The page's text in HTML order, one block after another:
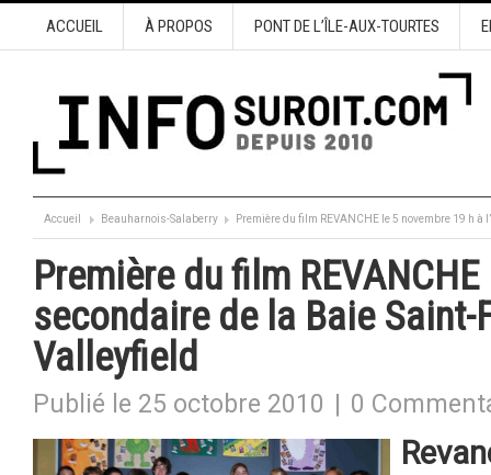
ACCUEIL À PROPOS PONT DE L’ÎLE-AUX-TOURTES
Accueil Beauharnois-Salaberry Première du film REVANCHE le 5 novembre 19 h
Première du film
secondaire de la Baie
Valleyfield
Publié le 25 octobre 2010 0